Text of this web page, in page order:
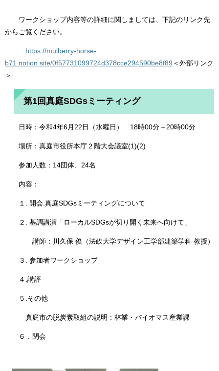
ワークショップ内容等の詳細に関しましては、下記のリンク先
からご覧ください。
https://mulberry-horse-
b71.notion.site/0f57731099724d378cce294590be8f89 ＜外部リンク
＞
第1回真庭SDGsミーティング
日時：令和4年6月22日（水曜日） 18時00分～20時00分
場所：真庭市役所本庁２階大会議室(1)(2)
参加人数：14団体、24名
内容：
１. 開会.真庭SDGsミーティングについて
２. 基調講演「ローカルSDGsが切り開く未来へ向けて」
講師：川久保 俊（法政大学デザイン工学部建築学科 教授）
３. 参加者ワークショップ
４.講評
５.その他
真庭市の脱炭素取組の説明：林業・バイオマス産業課
６．閉会